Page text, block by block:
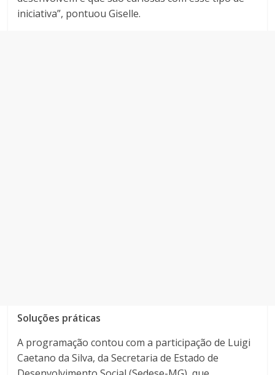
iniciativa”, pontuou Giselle.
Soluções práticas
A programação contou com a participação de Luigi
Caetano da Silva, da Secretaria de Estado de